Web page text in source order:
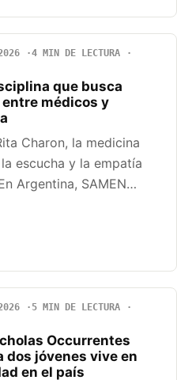
4 MIN DE LECTURA
que busca
médicos y
Charon, la medicina
escucha y la empatía
Argentina, SAMEN…
5 MIN DE LECTURA
Occurrentes
dos jóvenes vive en
en el país